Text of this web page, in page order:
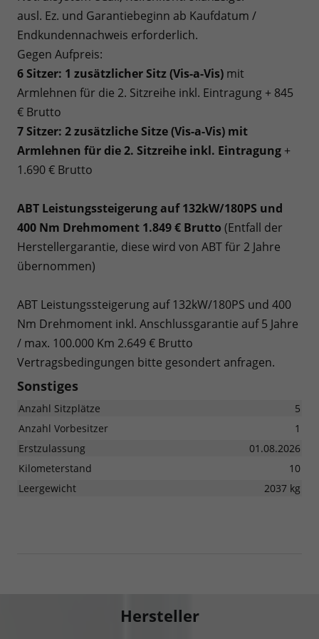
ausl. Ez. und Garantiebeginn ab Kaufdatum /
Endkundennachweis erforderlich.
Gegen Aufpreis:
6 Sitzer: 1 zusätzlicher Sitz (Vis-a-Vis) mit
Armlehnen für die 2. Sitzreihe inkl. Eintragung + 845
€ Brutto
7 Sitzer: 2 zusätzliche Sitze (Vis-a-Vis) mit
Armlehnen für die 2. Sitzreihe inkl. Eintragung +
1.690 € Brutto
ABT Leistungssteigerung auf 132kW/180PS und
400 Nm Drehmoment 1.849 € Brutto (Entfall der
Herstellergarantie, diese wird von ABT für 2 Jahre
übernommen)
ABT Leistungssteigerung auf 132kW/180PS und 400
Nm Drehmoment inkl. Anschlussgarantie auf 5 Jahre
/ max. 100.000 Km 2.649 € Brutto
Vertragsbedingungen bitte gesondert anfragen.
Sonstiges
Anzahl Sitzplätze
5
Anzahl Vorbesitzer
1
Erstzulassung
01.08.2026
Kilometerstand
10
Leergewicht
2037 kg
Hersteller